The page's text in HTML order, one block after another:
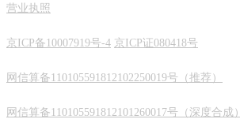
营业执照
京ICP备10007919号-4 京ICP证080418号
网信算备110105591812102250019号（推荐）
网信算备110105591812101260017号（深度合成）